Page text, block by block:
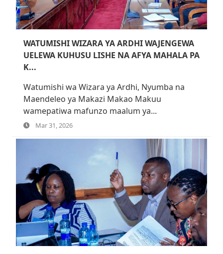
WATUMISHI WIZARA YA ARDHI WAJENGEWA
UELEWA KUHUSU LISHE NA AFYA MAHALA PA
K...
Watumishi wa Wizara ya Ardhi, Nyumba na
Maendeleo ya Makazi Makao Makuu
wamepatiwa mafunzo maalum ya...
Mar 31, 2026